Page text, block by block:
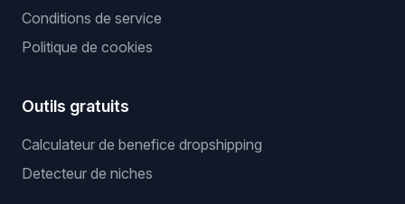
Conditions de service
Politique de cookies
Outils gratuits
Calculateur de benefice dropshipping
Detecteur de niches